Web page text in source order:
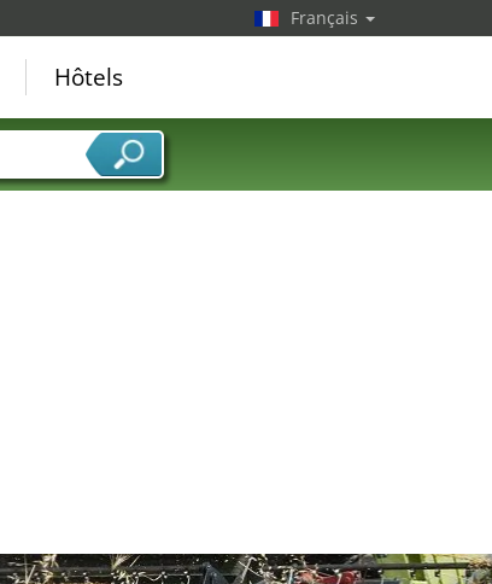
Français
Hôtels